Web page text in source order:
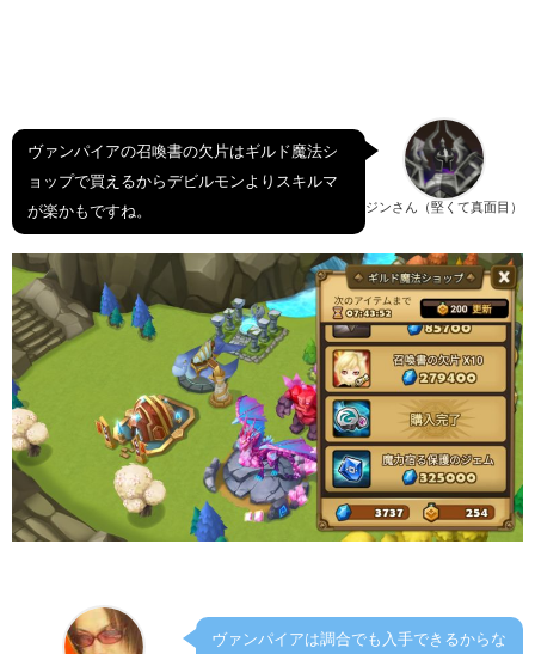
ジンさん（堅くて真面目）
ヴァンパイアの召喚書の欠片はギルド魔法シ
ョップで買えるからデビルモンよりスキルマ
が楽かもですね。
ヴァンパイアは調合でも入手できるからな